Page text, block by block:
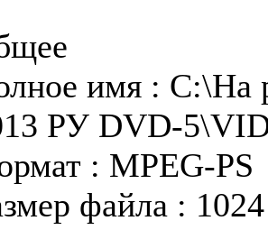
имя : C:\На
РУ DVD-
: MPEG-PS
файла :